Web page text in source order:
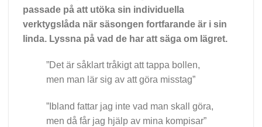
passade på att utöka sin individuella
verktygslåda när säsongen fortfarande är i sin
linda. Lyssna på vad de har att säga om lägret.
”Det är såklart tråkigt att tappa bollen,
men man lär sig av att göra misstag”
”Ibland fattar jag inte vad man skall göra,
men då får jag hjälp av mina kompisar”